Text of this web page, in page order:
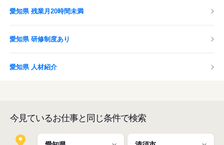
愛知県 残業月20時間未満
愛知県 研修制度あり
愛知県 人材紹介
今見ているお仕事と同じ条件で検索